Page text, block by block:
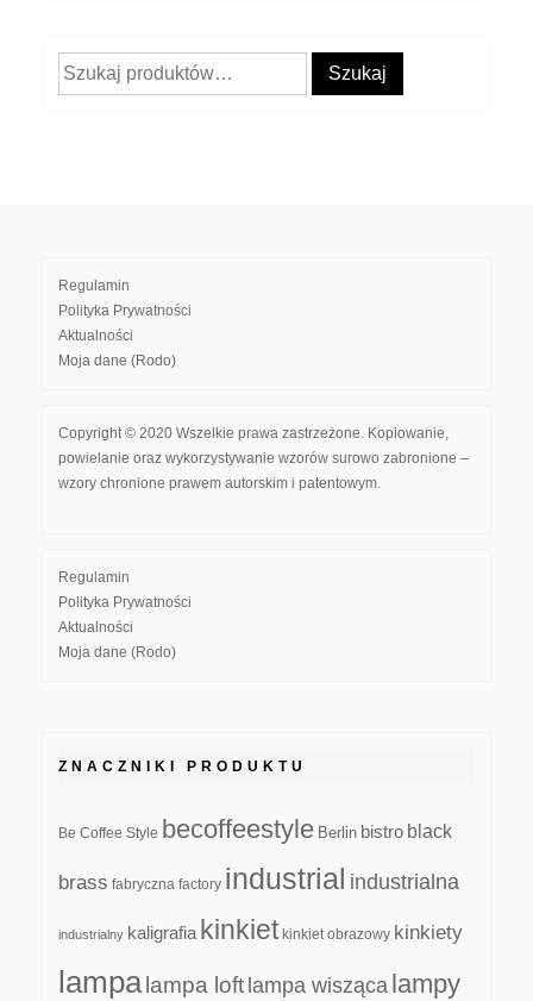
Szukaj: Szukaj
Regulamin
Polityka Prywatności
Aktualności
Moja dane (Rodo)
Copyright © 2020 Wszelkie prawa zastrzeżone. Kopiowanie,
powielanie oraz wykorzystywanie wzorów surowo zabronione –
wzory chronione prawem autorskim i patentowym.
Regulamin
Polityka Prywatności
Aktualności
Moja dane (Rodo)
ZNACZNIKI PRODUKTU
Be Coffee Style becoffeestyle Berlin bistro black
brass fabryczna factory industrial industrialna
industrialny kaligrafia kinkiet kinkiet obrazowy kinkiety
lampa lampa loft lampa wisząca lampy